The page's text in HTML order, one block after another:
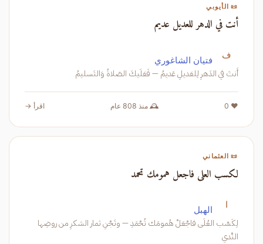
📜 الأيوبي
أنت في الدهر للعديل عديم
ف فتيان الشاغوري
أَنتَ في الدَهرِ لِلعَديلِ عَديمُ — فَعَلَيكَ الصَلاةُ وَالتَسليمُ
❤️ 0 🕰️ منذ 808 عام اقرأ →
📜 العثماني
لكسب العلى فاجعل همومك تحمد
ا الهبل
لِكَسْب العُلَى فاجْعَلْ هُمومَك تُحْمَدِ — وتَجْنِ ثمار الشكرِ من روضِها
النَّدي